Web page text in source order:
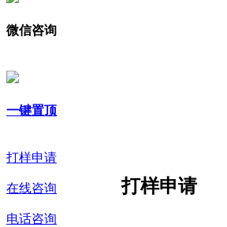
微信咨询
一键置顶
打样申请
在线咨询
电话咨询
打样申请